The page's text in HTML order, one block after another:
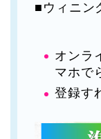
■ウィニン
オンラ
マホで
登録す